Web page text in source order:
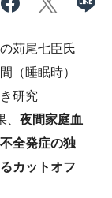
苅尾七臣氏
（睡眠時）
研究
、夜間家庭血
全発症の独
カットオフ